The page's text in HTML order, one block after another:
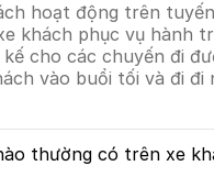
hoạt động trên
khách phục vụ hành
cho các chuyến đi
vào buổi tối và đi đi
thường có trên xe